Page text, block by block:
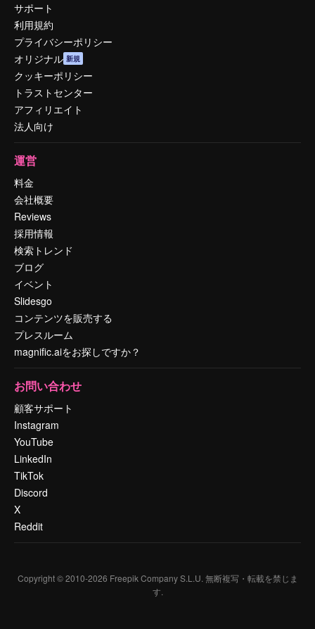
サポート
利用規約
プライバシーポリシー
オリジナル 新規
クッキーポリシー
トラストセンター
アフィリエイト
法人向け
運営
料金
会社概要
Reviews
採用情報
検索トレンド
ブログ
イベント
Slidesgo
コンテンツを販売する
プレスルーム
magnific.aiをお探しですか？
お問い合わせ
顧客サポート
Instagram
YouTube
LinkedIn
TikTok
Discord
X
Reddit
Copyright © 2010-2026 Freepik Company S.L.U. 無断複写・転載を禁じま
す.